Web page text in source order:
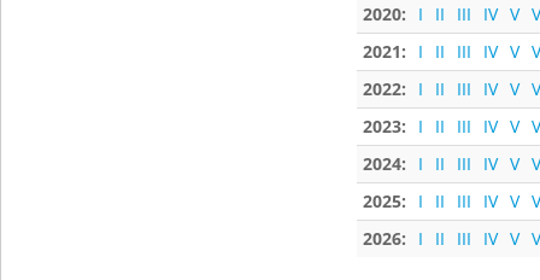
2020:
I II III IV V
2021:
I II III IV V
2022:
I II III IV V
2023:
I II III IV V
2024:
I II III IV V
2025:
I II III IV V
2026:
I II III IV V